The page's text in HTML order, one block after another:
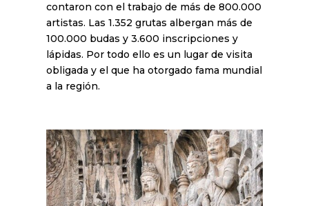
contaron con el trabajo de más de 800.000
artistas. Las 1.352 grutas albergan más de
100.000 budas y 3.600 inscripciones y
lápidas. Por todo ello es un lugar de visita
obligada y el que ha otorgado fama mundial
a la región.